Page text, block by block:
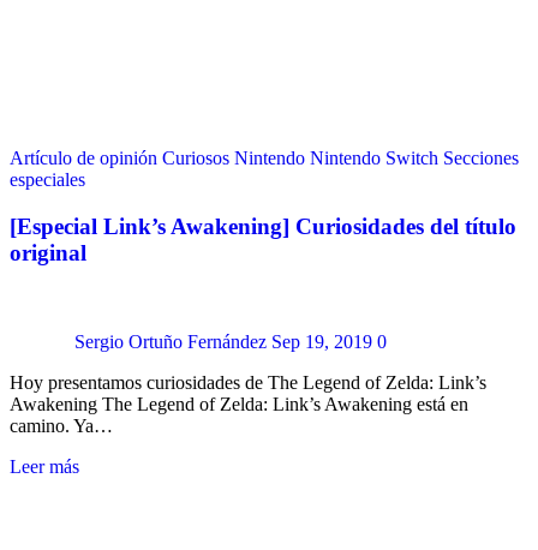
Artículo de opinión Curiosos Nintendo Nintendo Switch Secciones
especiales
[Especial Link’s Awakening] Curiosidades del título
original
Sergio Ortuño Fernández Sep 19, 2019 0
Hoy presentamos curiosidades de The Legend of Zelda: Link’s
Awakening The Legend of Zelda: Link’s Awakening está en
camino. Ya…
Leer más